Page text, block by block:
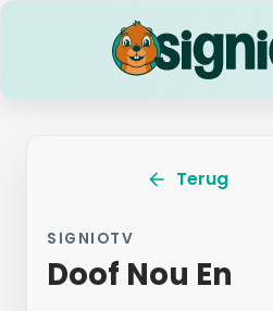
Terug
SIGNIOTV
Doof Nou En